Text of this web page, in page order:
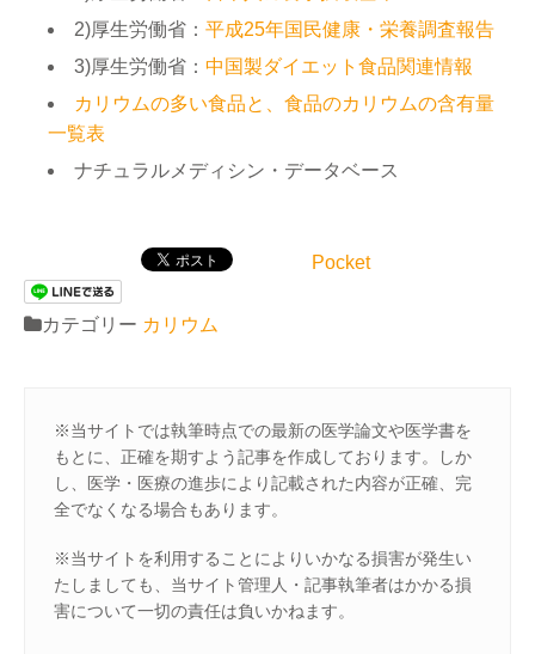
2)厚生労働省： 平成25年国民健康・栄養調査報告
3)厚生労働省： 中国製ダイエット食品関連情報
カリウムの多い食品と、食品のカリウムの含有量
一覧表
ナチュラルメディシン・データベース
Pocket
カテゴリー カリウム
※当サイトでは執筆時点での最新の医学論文や医学書を
もとに、正確を期すよう記事を作成しております。しか
し、医学・医療の進歩により記載された内容が正確、完
全でなくなる場合もあります。
※当サイトを利用することによりいかなる損害が発生い
たしましても、当サイト管理人・記事執筆者はかかる損
害について一切の責任は負いかねます。